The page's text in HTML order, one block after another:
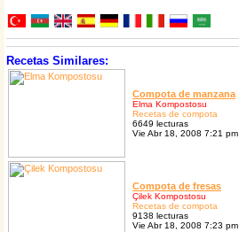
Recetas Similares:
Compota de manzana
Elma Kompostosu
Recetas de compota
6649 lecturas
Vie Abr 18, 2008 7:21 pm
Compota de fresas
Çilek Kompostosu
Recetas de compota
9138 lecturas
Vie Abr 18, 2008 7:23 pm